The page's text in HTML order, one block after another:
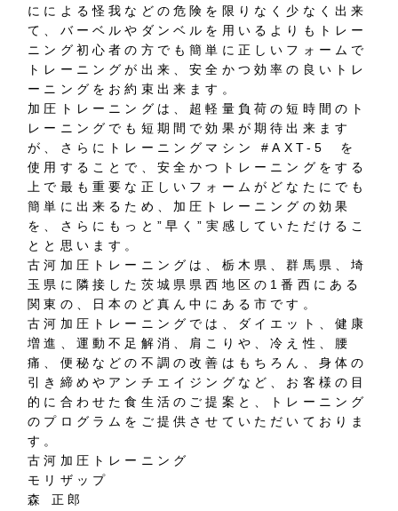
にによる怪我などの危険を限りなく少なく出来
て、バーベルやダンベルを用いるよりもトレー
ニング初心者の方でも簡単に正しいフォームで
トレーニングが出来、安全かつ効率の良いトレ
ーニングをお約束出来ます。
加圧トレーニングは、超軽量負荷の短時間のト
レーニングでも短期間で効果が期待出来ます
が、さらにトレーニングマシン #AXT-5 を
使用することで、安全かつトレーニングをする
上で最も重要な正しいフォームがどなたにでも
簡単に出来るため、加圧トレーニングの効果
を、さらにもっと”早く”実感していただけるこ
とと思います。
古河加圧トレーニングは、栃木県、群馬県、埼
玉県に隣接した 茨城県県西地区の1番 西にある
関東の、日本のど真ん中にある市です。
古河加圧トレーニングでは、ダイエット、健康
増進、運動不足解消、肩こりや、冷え性、腰
痛、便秘などの不調の改善はもちろん、身体の
引き締めやアンチエイジングなど、お客様の目
的に合わせた食生活のご提案と、トレーニング
のプログラムをご提供させていただいておりま
す。
古河加圧トレーニング
モリザップ
森 正郎